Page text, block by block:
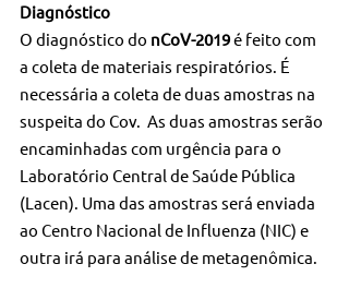
Diagnóstico
O diagnóstico do nCoV-2019 é feito com
a coleta de materiais respiratórios. É
necessária a coleta de duas amostras na
suspeita do Cov.  As duas amostras serão
encaminhadas com urgência para o
Laboratório Central de Saúde Pública
(Lacen). Uma das amostras será enviada
ao Centro Nacional de Influenza (NIC) e
outra irá para análise de metagenômica.